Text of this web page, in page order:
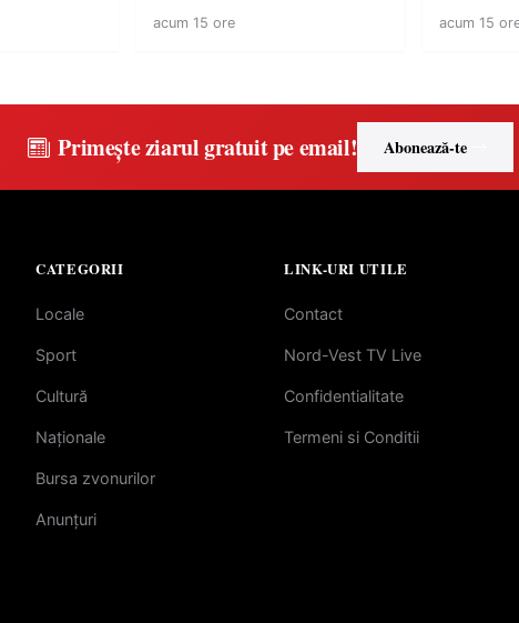
energie electrică a fabricilor de
acum 15 ore acum 15
Primește ziarul gratuit pe email! Abonează-te
CATEGORII
Locale
Sport
Cultură
Naționale
Bursa zvonurilor
Anunțuri
LINK-URI UTILE
Contact
Nord-Vest TV Live
Confidentialitate
Termeni si Conditii